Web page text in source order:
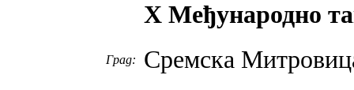
X Међународно
Град: Сремска